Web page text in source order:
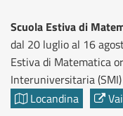
Scuola Estiva di
dal 20 luglio al 16
Estiva di Matematica
Interuniversitaria (SMI)
Locandina